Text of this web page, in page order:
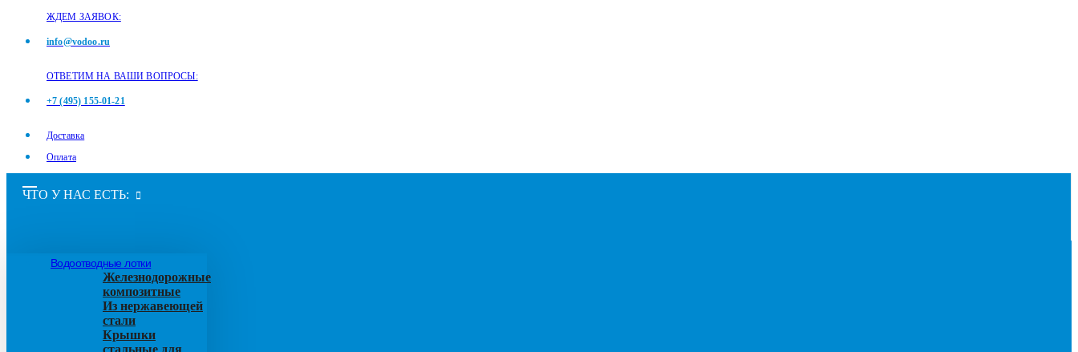
ЖДЕМ ЗАЯВОК:
info@vodoo.ru
ОТВЕТИМ НА ВАШИ ВОПРОСЫ:
+7 (495) 155-01-21
Доставка
Оплата
ЧТО У НАС ЕСТЬ:
Водоотводные лотки
Железнодорожные
композитные
Из нержавеющей
стали
Крышки
стальные для